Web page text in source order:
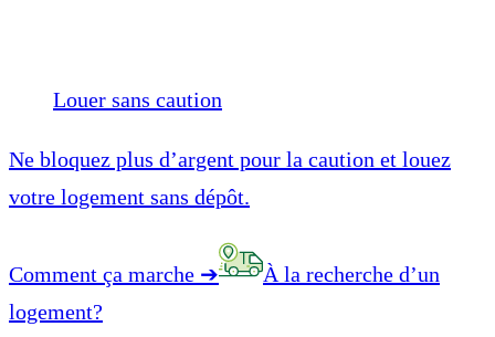
Louer sans caution
Ne bloquez plus d’argent pour la caution et louez
votre logement sans dépôt.
Comment ça marche ➔
À la recherche d’un
logement?